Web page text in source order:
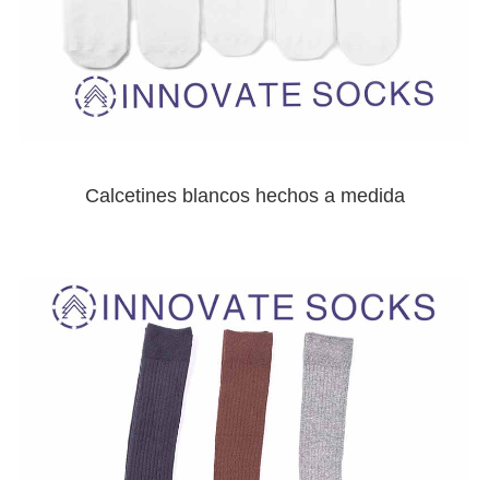
Calcetines blancos hechos a medida